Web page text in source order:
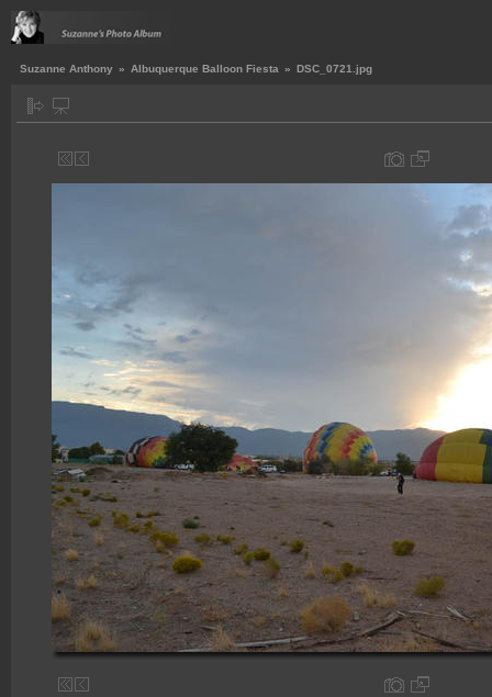
Suzanne Anthony » Albuquerque Balloon Fiesta » DSC_0721.jpg